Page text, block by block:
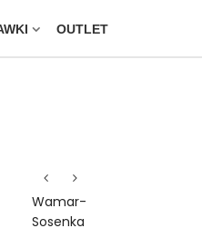
OUTLET
Wamar-
Sosenka